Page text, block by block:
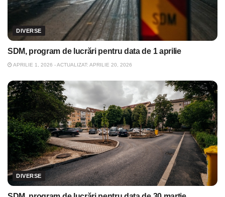
DIVERSE
SDM, program de lucrări pentru data de 1 aprilie
APRILIE 1, 2026 - ACTUALIZAT: APRILIE 20, 2026
DIVERSE